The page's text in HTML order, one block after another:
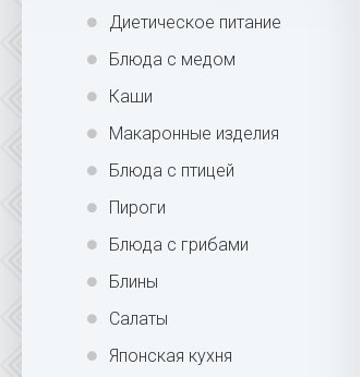
Диетическое питание
Блюда с медом
Каши
Макаронные изделия
Блюда с птицей
Пироги
Блюда с грибами
Блины
Салаты
Японская кухня